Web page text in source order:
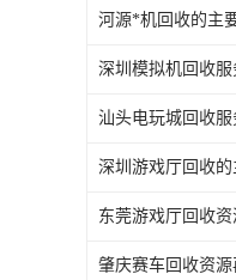
河源*机回收的主
深圳模拟机回收服
汕头电玩城回收服
深圳游戏厅回收
东莞游戏厅回收资
肇庆赛车回收资源